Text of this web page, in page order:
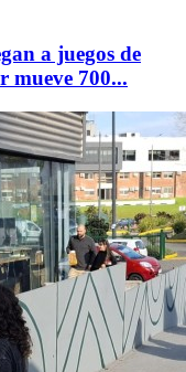
a juegos de
mueve 700...